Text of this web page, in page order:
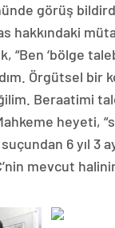
görüş
hakkındaki
“Ben ‘bölge
Örgütsel bir
Beraatimi
heyeti,
6 yıl 3
mevcut